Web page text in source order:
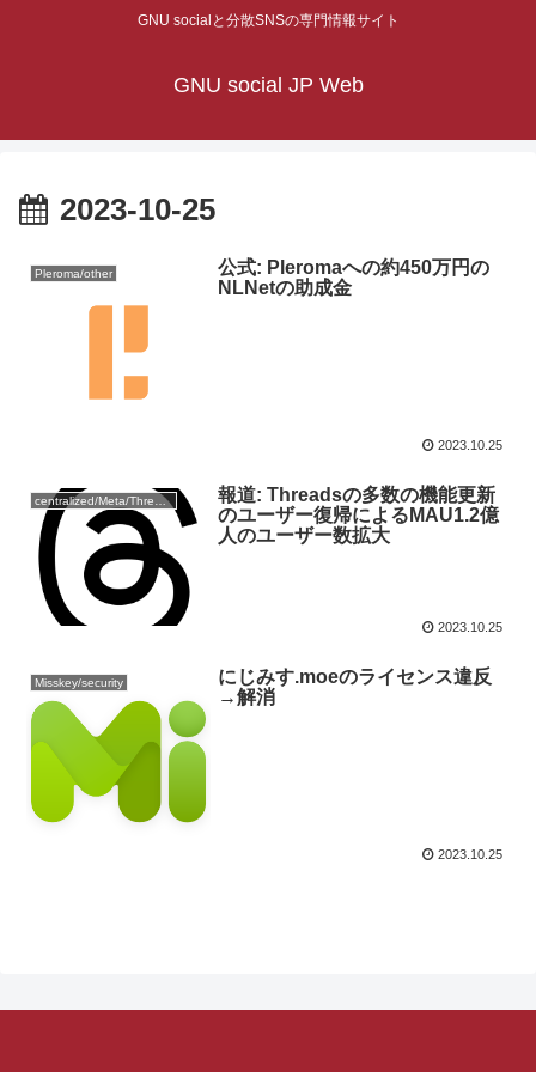
GNU socialと分散SNSの専門情報サイト
GNU social JP Web
2023-10-25
Pleroma/other
公式: Pleromaへの約450万円の
NLNetの助成金
2023.10.25
centralized/Meta/Threads
報道: Threadsの多数の機能更新
のユーザー復帰によるMAU1.2億
人のユーザー数拡大
2023.10.25
Misskey/security
にじみす.moeのライセンス違反
→解消
2023.10.25